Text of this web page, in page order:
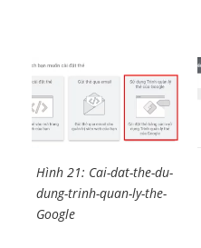
Hình 21: Cai-dat-the-du-
dung-trinh-quan-ly-the-
Google